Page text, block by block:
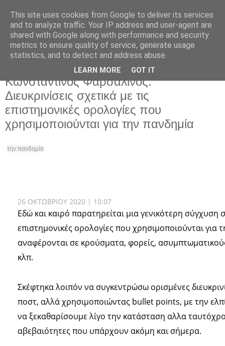
Κυριακή 28 Φεβρουαρίου 2021
Κωνσταντίνος Φαρσαλινός:
Διευκρινίσεις σχετικά με τις
επιστημονικές ορολογίες που
χρησιμοποιούνται για την πανδημία
την πανδημία
26 ΟΚΤΩΒΡΙΟΥ 2020 | 10:07
Εδώ και καιρό παρατηρείται μια γενικότερη σύγχυση
επιστημονικές ορολογίες που χρησιμοποιούνται για
αναφέρονται σε κρούσματα, φορείς,
κλπ.
Σκέφτηκα λοιπόν να συγκεντρώσω ορισμένες
ποστ, αλλά χρησιμοποιώντας bullet points, με την
να ξεκαθαρίσουμε λίγο την κατάσταση αλλα
αβεβαιότητες που υπάρχουν ακόμη και σήμερα.
This site uses cookies from Google to deliver its services
and to analyze traffic. Your IP address and user-agent are
shared with Google along with performance and security
metrics to ensure quality of service, generate usage
statistics, and to detect and address abuse.
LEARN MORE GOT IT